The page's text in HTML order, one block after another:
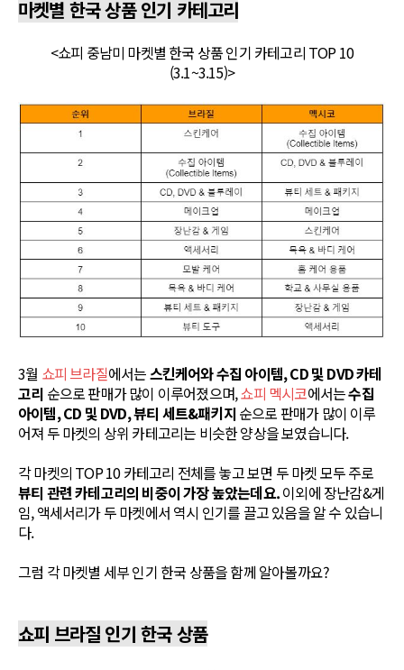
마켓별 한국 상품 인기 카테고리
<쇼피 중남미 마켓별 한국 상품 인기 카테고리 TOP 10
(3.1~3.15)>
3월 쇼피 브라질에서는스킨케어와 수집 아이템, CD 및 DVD 카테
고리 순으로 판매가 많이 이루어졌으며,쇼피 멕시코에서는수집
아이템, CD 및 DVD, 뷰티 세트&패키지 순으로 판매가 많이 이루
어져 두 마켓의 상위 카테고리는 비슷한 양상을 보였습니다.
각 마켓의 TOP 10 카테고리 전체를 놓고 보면 두 마켓 모두 주로
뷰티 관련 카테고리의 비중이 가장 높았는데요.이외에 장난감&게
임, 액세서리가 두 마켓에서 역시 인기를 끌고 있음을 알 수 있습니
다.
그럼 각 마켓별 세부 인기 한국 상품을 함께 알아볼까요?
쇼피 브라질 인기 한국 상품